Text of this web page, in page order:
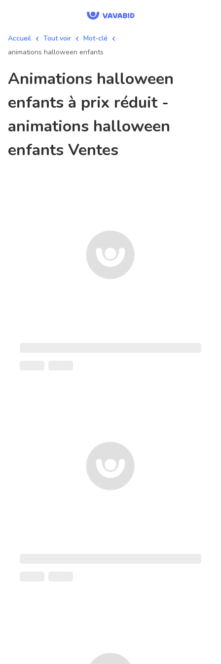
Accueil Tout voir
Mot-clé
animations halloween enfants
animations halloween
enfants à prix réduit -
animations halloween
enfants Ventes